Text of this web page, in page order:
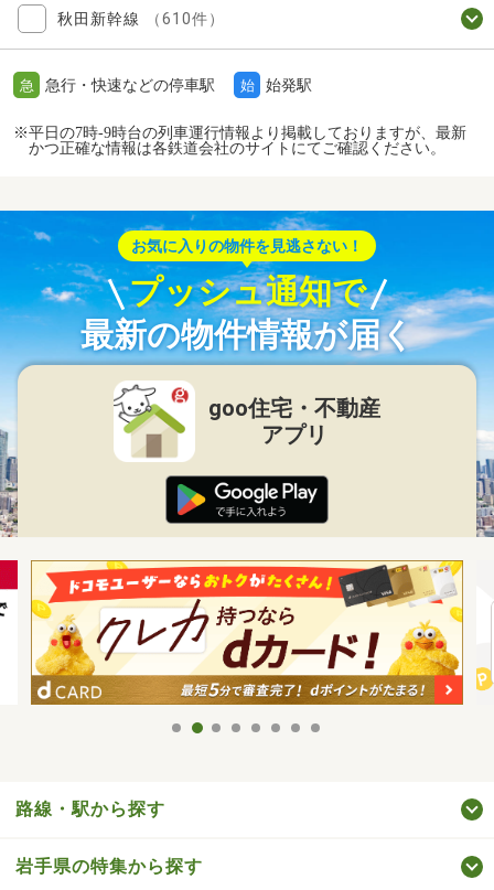
秋田新幹線 （610件）
急 急行・快速などの停車駅 始 始発駅
※平日の7時-9時台の列車運行情報より掲載しておりますが、最新
かつ正確な情報は各鉄道会社のサイトにてご確認ください。
お気に入りの物件を見逃さない！
プッシュ通知で
最新の物件情報が届く
goo住宅・不動産
アプリ
路線・駅から探す
岩手県の特集から探す